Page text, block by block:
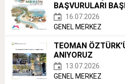
BAŞVURULARI
16.07.2026
GENEL MERKEZ
TEOMAN
ANIYORUZ
13.07.2026
GENEL MERKEZ